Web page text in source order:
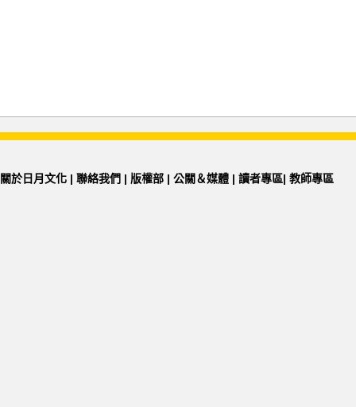
關於日月文化 | 聯絡我們 | 版權部 | 公關＆媒體 | 讀者專區| 教師專區